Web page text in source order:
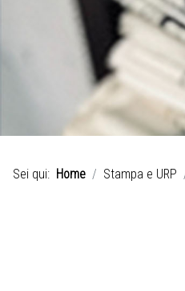
Sei qui: Home Stampa e URP